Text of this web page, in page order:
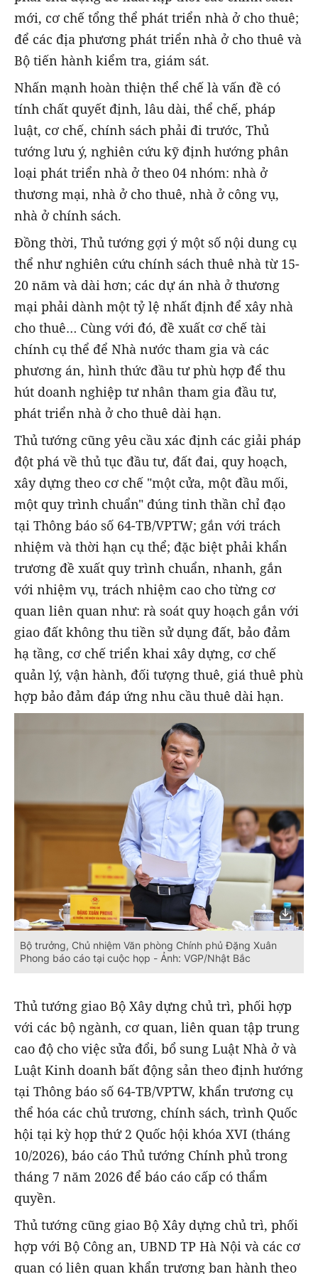
mới, cơ chế tổng thể phát triển nhà ở cho thuê;
để các địa phương phát triển nhà ở cho thuê và
Bộ tiến hành kiểm tra, giám sát.
Nhấn mạnh hoàn thiện thể chế là vấn đề có
tính chất quyết định, lâu dài, thể chế, pháp
luật, cơ chế, chính sách phải đi trước, Thủ
tướng lưu ý, nghiên cứu kỹ định hướng phân
loại phát triển nhà ở theo 04 nhóm: nhà ở
thương mại, nhà ở cho thuê, nhà ở công vụ,
nhà ở chính sách.
Đồng thời, Thủ tướng gợi ý một số nội dung cụ
thể như nghiên cứu chính sách thuê nhà từ 15-
20 năm và dài hơn; các dự án nhà ở thương
mại phải dành một tỷ lệ nhất định để xây nhà
cho thuê… Cùng với đó, đề xuất cơ chế tài
chính cụ thể để Nhà nước tham gia và các
phương án, hình thức đầu tư phù hợp để thu
hút doanh nghiệp tư nhân tham gia đầu tư,
phát triển nhà ở cho thuê dài hạn.
Thủ tướng cũng yêu cầu xác định các giải pháp
đột phá về thủ tục đầu tư, đất đai, quy hoạch,
xây dựng theo cơ chế "một cửa, một đầu mối,
một quy trình chuẩn" đúng tinh thần chỉ đạo
tại Thông báo số 64-TB/VPTW; gắn với trách
nhiệm và thời hạn cụ thể; đặc biệt phải khẩn
trương đề xuất quy trình chuẩn, nhanh, gắn
với nhiệm vụ, trách nhiệm cao cho từng cơ
quan liên quan như: rà soát quy hoạch gắn với
giao đất không thu tiền sử dụng đất, bảo đảm
hạ tầng, cơ chế triển khai xây dựng, cơ chế
quản lý, vận hành, đối tượng thuê, giá thuê phù
hợp bảo đảm đáp ứng nhu cầu thuê dài hạn.
Bộ trưởng, Chủ nhiệm Văn phòng Chính phủ Đặng Xuân
Phong báo cáo tại cuộc họp - Ảnh: VGP/Nhật Bắc
Thủ tướng giao Bộ Xây dựng chủ trì, phối hợp
với các bộ ngành, cơ quan, liên quan tập trung
cao độ cho việc sửa đổi, bổ sung Luật Nhà ở và
Luật Kinh doanh bất động sản theo định hướng
tại Thông báo số 64-TB/VPTW, khẩn trương cụ
thể hóa các chủ trương, chính sách, trình Quốc
hội tại kỳ họp thứ 2 Quốc hội khóa XVI (tháng
10/2026), báo cáo Thủ tướng Chính phủ trong
tháng 7 năm 2026 để báo cáo cấp có thẩm
quyền.
Thủ tướng cũng giao Bộ Xây dựng chủ trì, phối
hợp với Bộ Công an, UBND TP Hà Nội và các cơ
quan có liên quan khẩn trương ban hành theo